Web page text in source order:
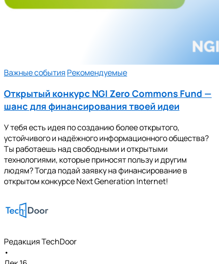
Важные события Рекомендуемые
Открытый конкурс NGI Zero Commons Fund —
шанс для финансирования твоей идеи
У тебя есть идея по созданию более открытого,
устойчивого и надёжногo информационного общества?
Ты работаешь над свободными и открытыми
технологиями, которые приносят пользу и другим
людям? Тогда подай заявку на финансирование в
открытом конкурсе Next Generation Internet!
Редакция TechDoor
•